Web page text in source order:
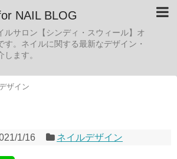
NAIL BLOG
ルサロン【シンディ・スウィール】オ
す。ネイルに関する最新なデザイン・
ます。
ザイン
1/16 ネイルデザイン